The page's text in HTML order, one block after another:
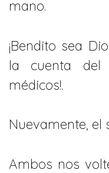
mano.
¡Bendito sea
la cuenta del
médicos!.
Nuevamente, el
Ambos nos